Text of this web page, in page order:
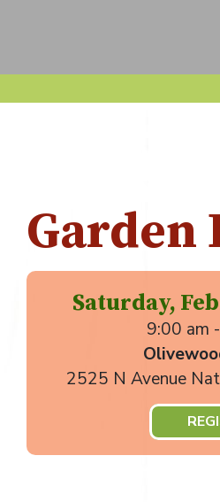
Garden
Saturday,
9:00 am
2525 N Avenue